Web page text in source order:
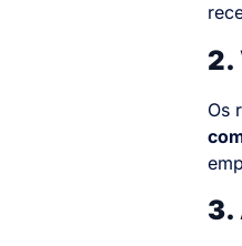
2.
Os
3.